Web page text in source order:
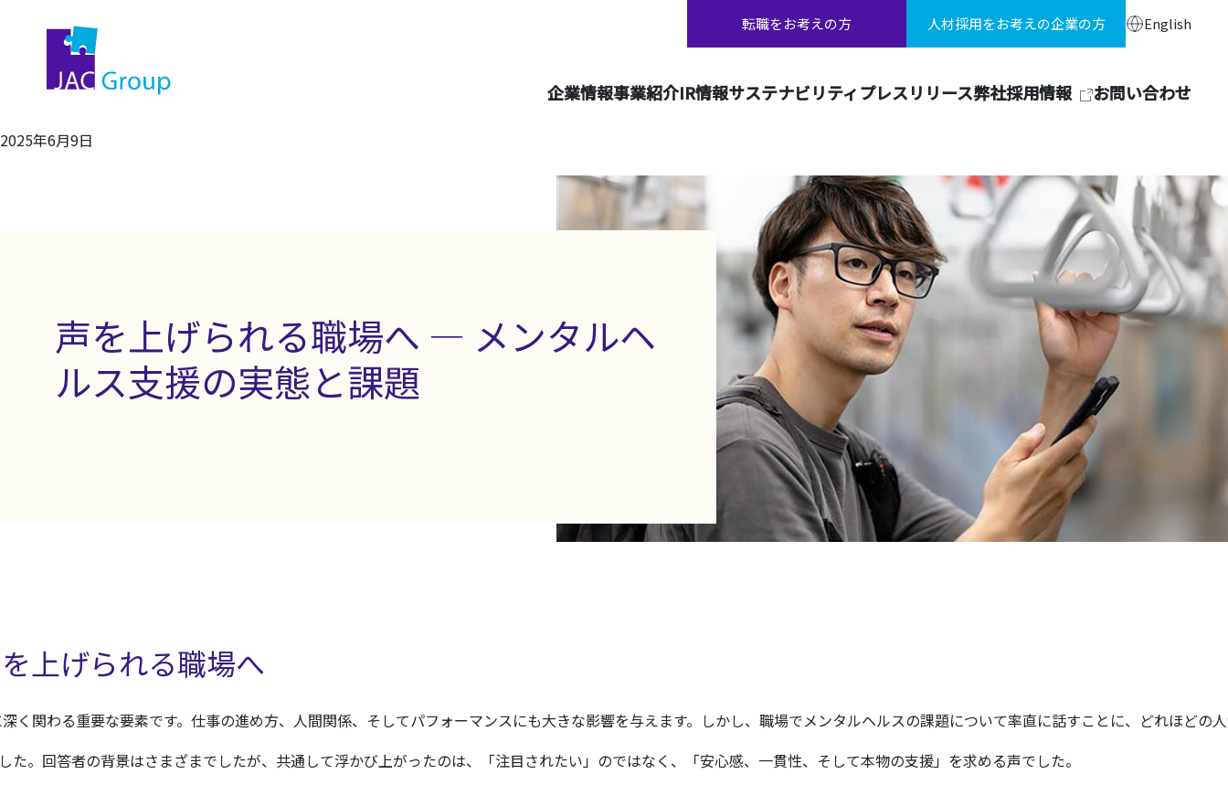
転職をお考えの方 人材採用をお考えの企業の方 English
企業情報事業紹介IR情報サステナビリティプレスリリース弊社採用情報 お問い合わせ
声を上げられる職場へ ― メンタルヘ
ルス支援の実態と課題
2025年6月9日
上げられる職場へ
く関わる重要な要素です。仕事の進め方、人間関係、そしてパフォーマンスにも大きな影響を与えます。しかし、職場でメンタルヘルスの課題について率直に話すことに、どれほどの
た。回答者の背景はさまざまでしたが、共通して浮かび上がったのは、「注目されたい」のではなく、「安心感、一貫性、そして本物の支援」を求める声でした。